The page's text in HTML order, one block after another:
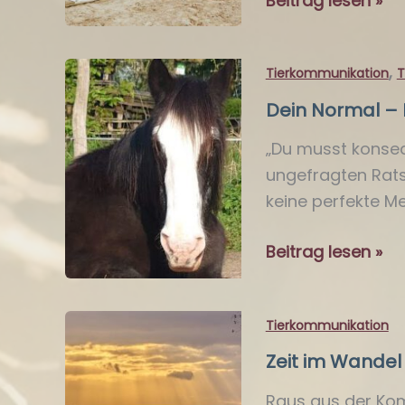
–
Wenn
Pferd
Hilfe
sucht
Tierkommunikation,
Dein Normal –
„Du musst
ungefragten
keine perfekte
Dein
Euer
Glück
Beitrag lesen »
Tierkommunikation
Zeit im Wandel